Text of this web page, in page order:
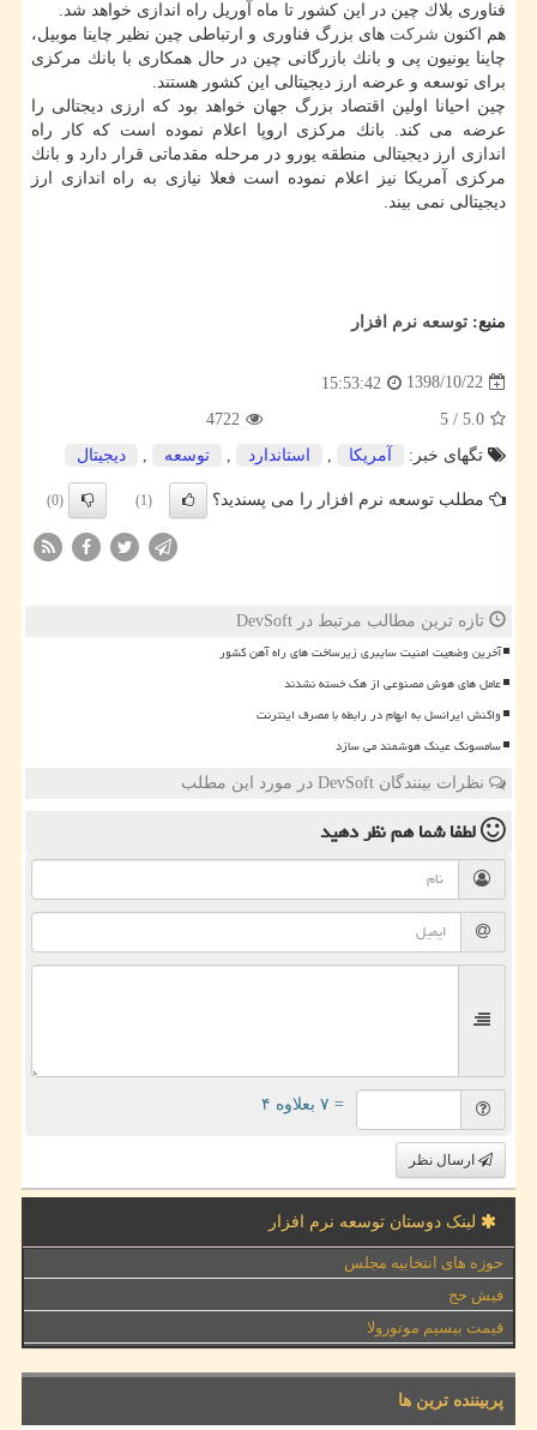
فناوری بلاك چین در این كشور تا ماه آوریل راه اندازی خواهد شد.
هم اكنون شركت های بزرگ فناوری و ارتباطی چین نظیر چاینا موبیل،
چاینا یونیون پی و بانك بازرگانی چین در حال همكاری با بانك مركزی
برای توسعه و عرضه ارز دیجیتالی این كشور هستند.
چین احیانا اولین اقتصاد بزرگ جهان خواهد بود كه ارزی دیجتالی را
عرضه می كند. بانك مركزی اروپا اعلام نموده است كه كار راه
اندازی ارز دیجیتالی منطقه یورو در مرحله مقدماتی قرار دارد و بانك
مركزی آمریكا نیز اعلام نموده است فعلا نیازی به راه اندازی ارز
دیجیتالی نمی بیند.
منبع: توسعه نرم افزار
1398/10/22
15:53:42
5.0
/
5
4722
تگهای خبر:
آمریكا استاندارد توسعه دیجیتال
مطلب توسعه نرم افزار را می پسندید؟ (1)
(0)
تازه ترین مطالب مرتبط در DevSoft
آخرین وضعیت امنیت سایبری زیرساخت های راه آهن کشور
عامل های هوش مصنوعی از هک خسته نشدند
واکنش ایرانسل به ابهام در رابطه با مصرف اینترنت
سامسونگ عینک هوشمند می سازد
نظرات بینندگان DevSoft در مورد این مطلب
لطفا شما همنظر دهید
= ۷ بعلاوه ۴
ارسال نظر
لینک دوستان توسعه نرم افزار
حوزه های انتخابیه مجلس
فیش حج
قیمت بیسیم موتورولا
پربیننده ترین ها